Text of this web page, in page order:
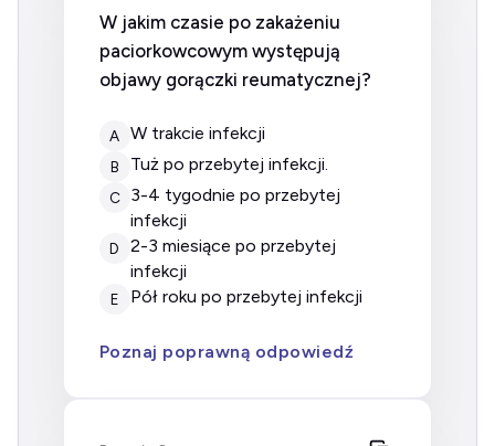
W jakim czasie po zakażeniu
paciorkowcowym występują
objawy gorączki reumatycznej?
A w trakcie infekcji
B tuż po przebytej infekcji.
C
3-4 tygodnie po przebytej
infekcji
D
2-3 miesiące po przebytej
infekcji
E pół roku po przebytej infekcji
Poznaj poprawną odpowiedź